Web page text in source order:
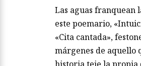
Las aguas franquean
este poemario,
«Cita cantada»,
márgenes de aquello